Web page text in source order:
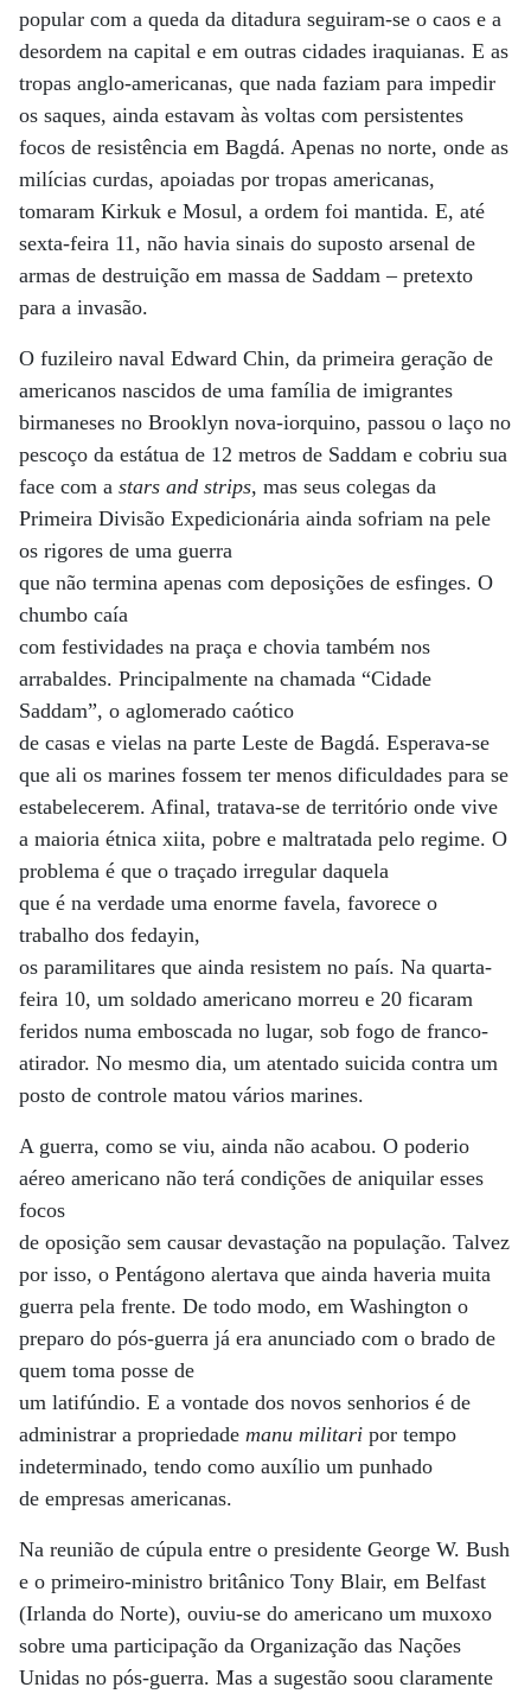
popular com a queda da ditadura seguiram-se o caos e a
desordem na capital e em outras cidades iraquianas. E as
tropas anglo-americanas, que nada faziam para impedir
os saques, ainda estavam às voltas com persistentes
focos de resistência em Bagdá. Apenas no norte, onde as
milícias curdas, apoiadas por tropas americanas,
tomaram Kirkuk e Mosul, a ordem foi mantida. E, até
sexta-feira 11, não havia sinais do suposto arsenal de
armas de destruição em massa de Saddam – pretexto
para a invasão.
O fuzileiro naval Edward Chin, da primeira geração de
americanos nascidos de uma família de imigrantes
birmaneses no Brooklyn nova-iorquino, passou o laço no
pescoço da estátua de 12 metros de Saddam e cobriu sua
face com a stars and strips, mas seus colegas da
Primeira Divisão Expedicionária ainda sofriam na pele
os rigores de uma guerra
que não termina apenas com deposições de esfinges. O
chumbo caía
com festividades na praça e chovia também nos
arrabaldes. Principalmente na chamada “Cidade
Saddam”, o aglomerado caótico
de casas e vielas na parte Leste de Bagdá. Esperava-se
que ali os marines fossem ter menos dificuldades para se
estabelecerem. Afinal, tratava-se de território onde vive
a maioria étnica xiita, pobre e maltratada pelo regime. O
problema é que o traçado irregular daquela
que é na verdade uma enorme favela, favorece o
trabalho dos fedayin,
os paramilitares que ainda resistem no país. Na quarta-
feira 10, um soldado americano morreu e 20 ficaram
feridos numa emboscada no lugar, sob fogo de franco-
atirador. No mesmo dia, um atentado suicida contra um
posto de controle matou vários marines.
A guerra, como se viu, ainda não acabou. O poderio
aéreo americano não terá condições de aniquilar esses
focos
de oposição sem causar devastação na população. Talvez
por isso, o Pentágono alertava que ainda haveria muita
guerra pela frente. De todo modo, em Washington o
preparo do pós-guerra já era anunciado com o brado de
quem toma posse de
um latifúndio. E a vontade dos novos senhorios é de
administrar a propriedade manu militari por tempo
indeterminado, tendo como auxílio um punhado
de empresas americanas.
Na reunião de cúpula entre o presidente George W. Bush
e o primeiro-ministro britânico Tony Blair, em Belfast
(Irlanda do Norte), ouviu-se do americano um muxoxo
sobre uma participação da Organização das Nações
Unidas no pós-guerra. Mas a sugestão soou claramente